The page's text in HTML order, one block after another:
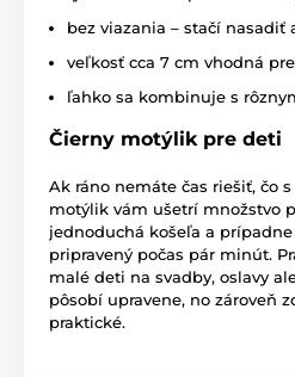
bez viazania – stačí nasadiť
veľkosť cca 7 cm vhodná
ľahko sa kombinuje s
Čierny motýlik pre deti
Ak ráno nemáte čas riešiť, čo
motýlik vám ušetrí množstvo
jednoduchá košeľa a
pripravený počas pár minút.
malé deti na svadby, oslavy
pôsobí upravene, no zároveň
praktické.